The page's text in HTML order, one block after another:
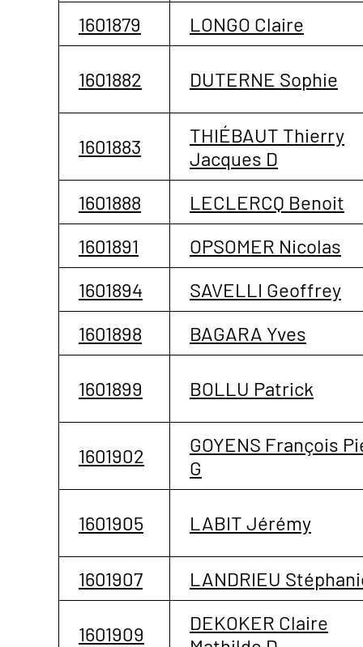
1601879
LONGO Claire
1601882 DUTERNE Sophie
1601883
THIÉBAUT Thierry
Jacques D
1601888
LECLERCQ Benoit
1601891
OPSOMER Nicolas
1601894
SAVELLI Geoffrey
1601898
BAGARA Yves
1601899 BOLLU Patrick
1601902
GOYENS François
G
1601905 LABIT Jérémy
1601907 LANDRIEU
1601909
DEKOKER Claire